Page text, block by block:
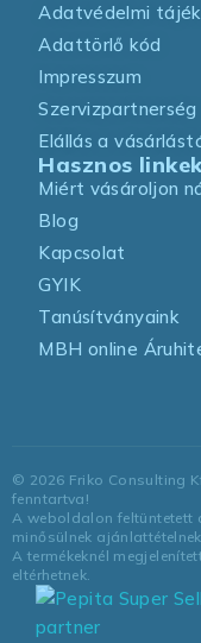
Adatvédelmi
Adattörlő kód
Impresszum
Szervizpartnerség
Elállás a
Hasznos
Miért vásároljon
Blog
Kapcsolat
GYIK
Tanúsítványaink
MBH online
© 2026 Friko Consulting
fenntartva!
A weboldalon feltüntetett
minősülnek
A termékeknél
eltérhetnek.
partner